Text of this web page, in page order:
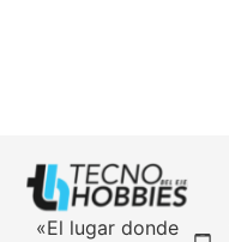
«El lugar donde